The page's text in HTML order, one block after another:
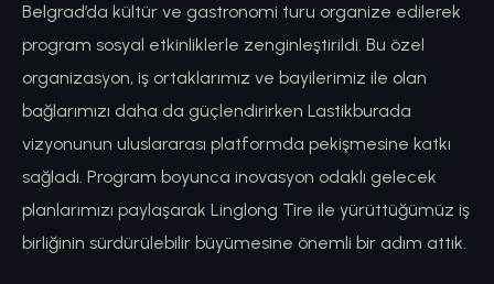
Belgrad’da kültür ve gastronomi turu organize edilerek
program sosyal etkinliklerle zenginleştirildi. Bu özel
organizasyon, iş ortaklarımız ve bayilerimiz ile olan
bağlarımızı daha da güçlendirirken Lastikburada
vizyonunun uluslararası platformda pekişmesine katkı
sağladı. Program boyunca inovasyon odaklı gelecek
planlarımızı paylaşarak Linglong Tire ile yürüttüğümüz iş
birliğinin sürdürülebilir büyümesine önemli bir adım attık.